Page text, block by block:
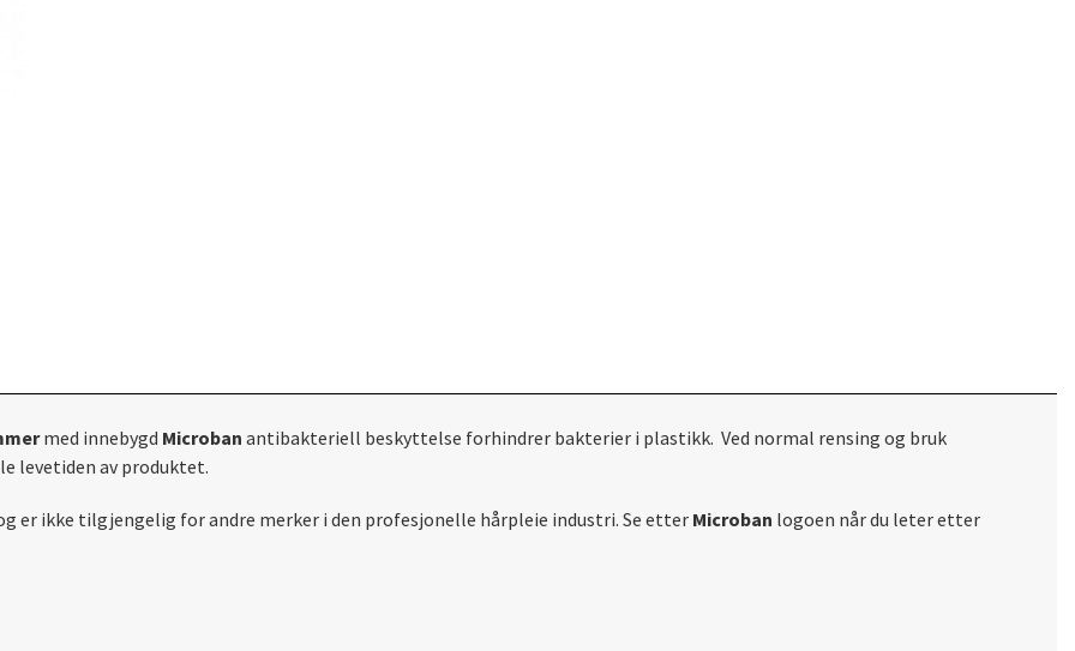
med innebygd Microban antibakteriell beskyttelse forhindrer bakterier i plastikk. Ved normal rensing og bruk
levetiden av produktet.
er ikke tilgjengelig for andre merker i den profesjonelle hårpleie industri. Se etter Microban logoen når du leter etter